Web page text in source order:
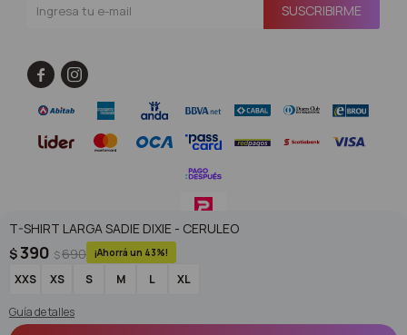
T-SHIRT LARGA SADIE DIXIE - CERULEO
$390 $690 43
XXS XS S M L XL
Guía de talles
SUSCRIBIRME
 
© Copyright 2026 / Superoutlet / FORTER S.A Rut 213720560017